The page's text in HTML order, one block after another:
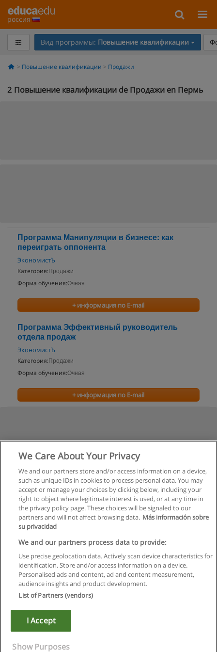
россия
Вид программы: Повышение квалификации
Повышение квалификации Продажи
2 Повышение квалификации de Продажи en Пермь
Программа Манипуляции в бизнесе: как
переиграть оппонента
ЭкономистЪ
Категория: Продажи
Форма обучения:Очная
+ информация по E-mail
Программа Эффективный руководитель
отдела продаж
ЭкономистЪ
Категория: Продажи
Форма обучения:Очная
+ информация по E-mail
Правила пользования
Конфиденциальность информации
Copyright © Educaedu Business S.L. - CIF : B-95610580: -
We Care About Your Privacy
We and our partners store and/or access information on a device,
such as unique IDs in cookies to process personal data. You may
accept or manage your choices by clicking below, including your
right to object where legitimate interest is used, or at any time in
the privacy policy page. These choices will be signaled to our
partners and will not affect browsing data. Más información sobre
su privacidad
We and our partners process data to provide:
Use precise geolocation data. Actively scan device characteristics for
identification. Store and/or access information on a device.
Personalised ads and content, ad and content measurement,
audience insights and product development.
List of Partners (vendors)
I Accept
Show Purposes